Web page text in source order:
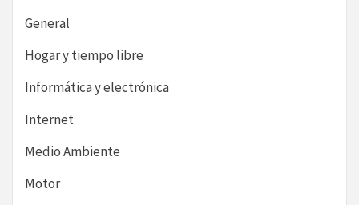
General
Hogar y tiempo libre
Informática y electrónica
Internet
Medio Ambiente
Motor